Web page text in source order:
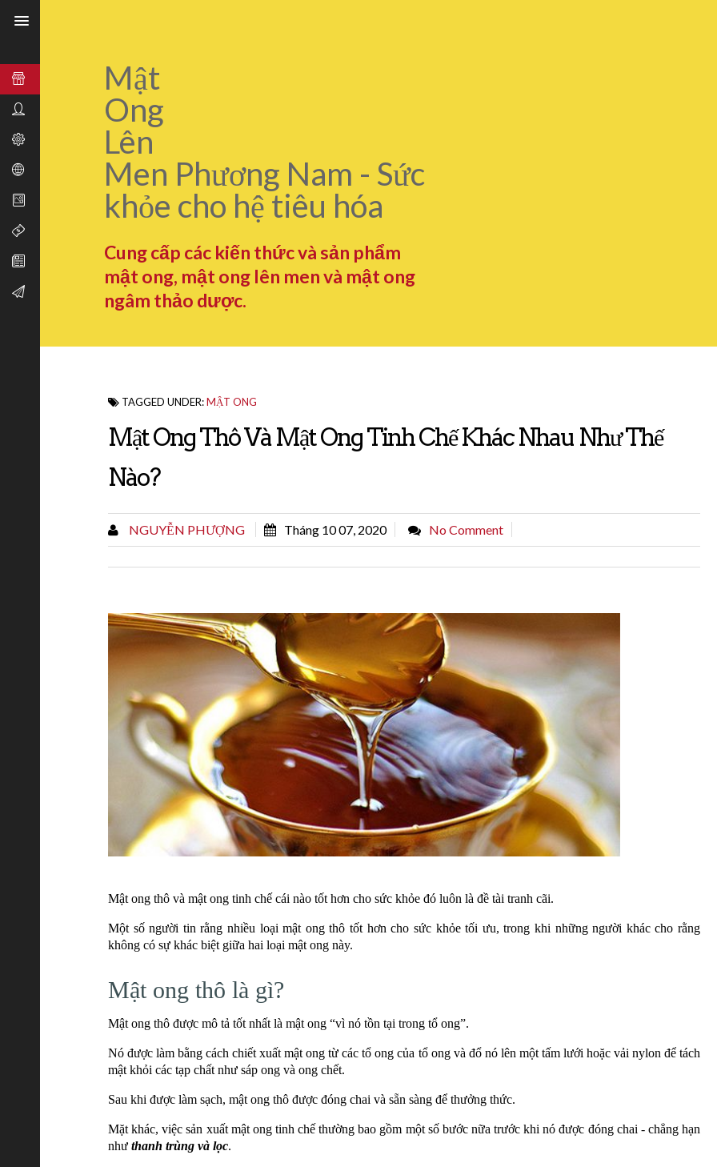
Mật
Ong
Lên
Men Phương Nam - Sức
khỏe cho hệ tiêu hóa
Cung cấp các kiến thức và sản phẩm
mật ong, mật ong lên men và mật ong
ngâm thảo dược.
TAGGED UNDER:MẬT ONG
Mật Ong Thô Và Mật Ong Tinh Chế Khác Nhau Như Thế
Nào?
NGUYỄN PHƯỢNG Tháng 10 07, 2020 No Comment
Mật ong thô và mật ong tinh chế cái nào tốt hơn cho sức khỏe đó luôn là đề tài tranh cãi.
Một số người tin rằng nhiều loại mật ong thô tốt hơn cho sức khỏe tối ưu, trong khi những người khác cho rằng
không có sự khác biệt giữa hai loại mật ong này.
Mật ong thô là gì?
Mật ong thô được mô tả tốt nhất là mật ong “vì nó tồn tại trong tổ ong”.
Nó được làm bằng cách chiết xuất mật ong từ các tổ ong của tổ ong và đổ nó lên một tấm lưới hoặc vải nylon để tách
mật khỏi các tạp chất như sáp ong và ong chết.
Sau khi được làm sạch, mật ong thô được đóng chai và sẵn sàng để thưởng thức.
Mặt khác, việc sản xuất mật ong tinh chế thường bao gồm một số bước nữa trước khi nó được đóng chai - chẳng hạn
như thanh trùng và lọc.